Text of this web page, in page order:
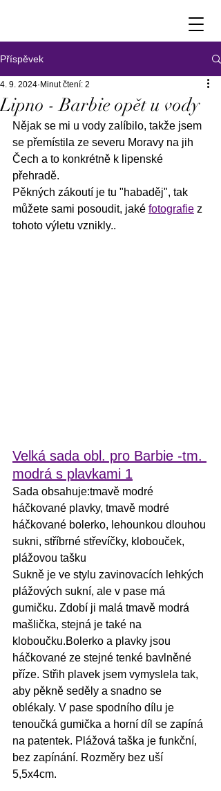
Příspěvek
Lipno - Barbie opět u vody
4. 9. 2024 Minut čtení: 2
Nějak se mi u vody zalíbilo, takže jsem
se přemístila ze severu Moravy na jih
Čech a to konkrétně k lipenské
přehradě.
Pěkných zákoutí je tu "habaděj", tak
můžete sami posoudit, jaké fotografie z
tohoto výletu vznikly..
Velká sada obl. pro Barbie -tm.
modrá s plavkami 1
Sada obsahuje:tmavě modré
háčkované plavky, tmavě modré
háčkované bolerko, lehounkou dlouhou
sukni, stříbrné střevíčky, klobouček,
plážovou tašku
Sukně je ve stylu zavinovacích lehkých
plážových sukní, ale v pase má
gumičku. Zdobí ji malá tmavě modrá
mašlička, stejná je také na
kloboučku.Bolerko a plavky jsou
háčkované ze stejné tenké bavlněné
příze. Střih plavek jsem vymyslela tak,
aby pěkně seděly a snadno se
oblékaly. V pase spodního dílu je
tenoučká gumička a horní díl se zapíná
na patentek. Plážová taška je funkční,
bez zapínání. Rozměry bez uší
5,5x4cm.